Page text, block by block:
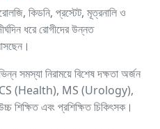
কিডনি, প্রস্টেট, মূত্রনালি ও
ধরে রোগীদের উন্নত
সমস্যা নিরাময়ে বিশেষ দক্ষতা অর্জন
(Health), MS (Urology),
এবং প্রশিক্ষিত চিকিৎসক।